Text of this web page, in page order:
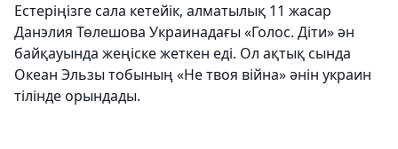
Естеріңізге сала кетейік, алматылық 11 жасар
Данэлия Төлешова Украинадағы «Голос. Діти» ән
байқауында жеңіске жеткен еді. Ол ақтық сында
Океан Эльзы тобының «Не твоя війна» әнін украин
тілінде орындады.